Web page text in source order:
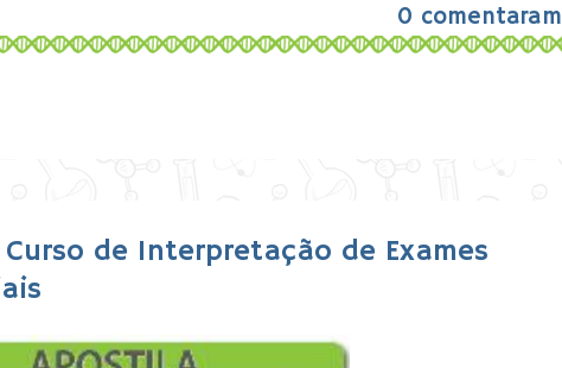
0 comentaram
de Interpretação de Exames